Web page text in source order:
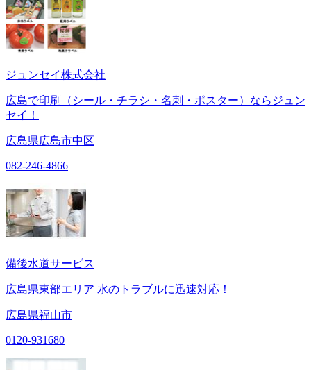
ジュンセイ株式会社
広島で印刷（シール・チラシ・名刺・ポスター）ならジュン
セイ！
広島県広島市中区
082-246-4866
備後水道サービス
広島県東部エリア 水のトラブルに迅速対応！
広島県福山市
0120-931680